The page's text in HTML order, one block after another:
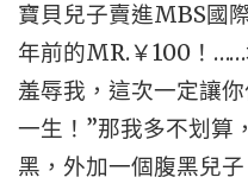
寶貝兒子賣進MBS國
年前的MR.￥100！
羞辱我，這次一定讓
一生！”那我多不划算
黑，外加一個腹黑兒